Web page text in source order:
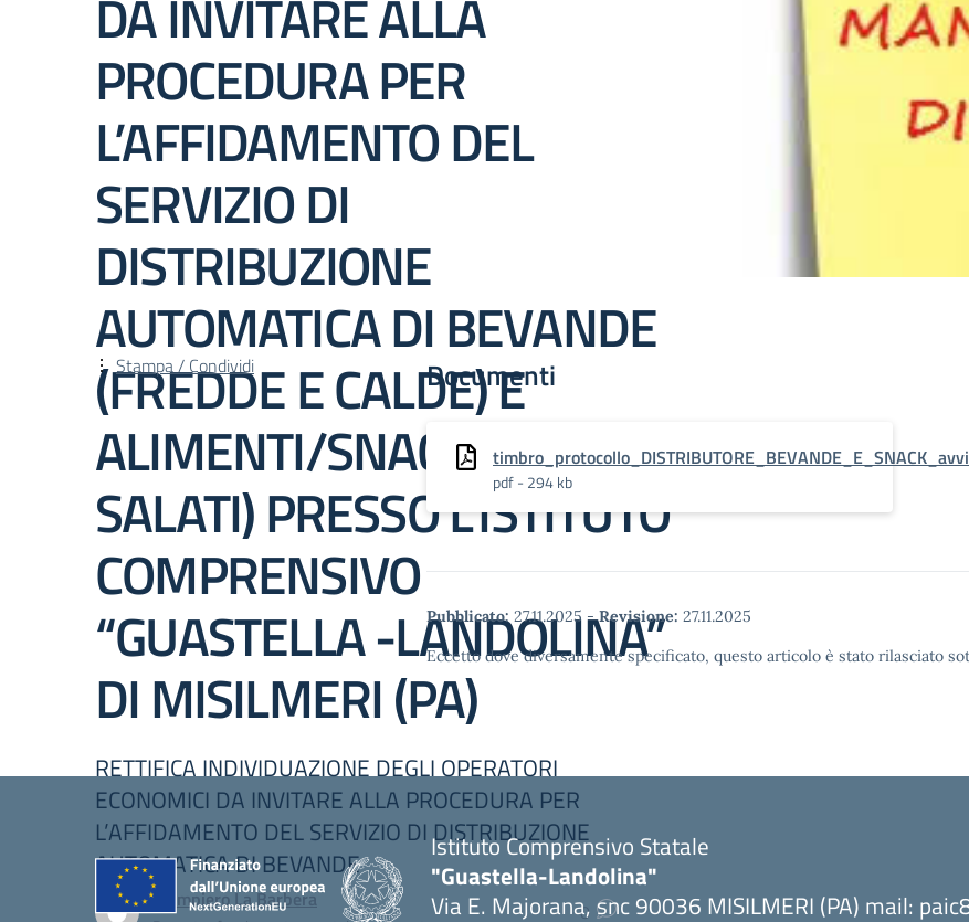
DA INVITARE ALLA
PROCEDURA PER
L’AFFIDAMENTO DEL
SERVIZIO DI
DISTRIBUZIONE
AUTOMATICA DI BEVANDE
(FREDDE E CALDE) E
ALIMENTI/SNACK (DOLCI E
SALATI) PRESSO L’ISTITUTO
COMPRENSIVO
“GUASTELLA -LANDOLINA”
DI MISILMERI (PA)
RETTIFICA INDIVIDUAZIONE DEGLI OPERATORI
ECONOMICI DA INVITARE ALLA PROCEDURA PER
L’AFFIDAMENTO DEL SERVIZIO DI DISTRIBUZIONE
AUTOMATICA DI BEVANDE
Giampiero La Barbera
0
Documenti
pdf - 294 kb
Pubblicato: 27.11.2025 - Revisione: 27.11.2025
Eccetto dove diversamente specificato, questo articolo è stato rilasciato
Stampa / Condividi
Istituto Comprensivo Statale
"Guastella-Landolina"
Via E. Majorana, snc 90036 MISILMERI (PA) mail: